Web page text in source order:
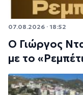
07.08.2026 · 18:52
Ο Γιώργος
με το